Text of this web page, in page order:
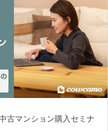
古マンション購入セミナ